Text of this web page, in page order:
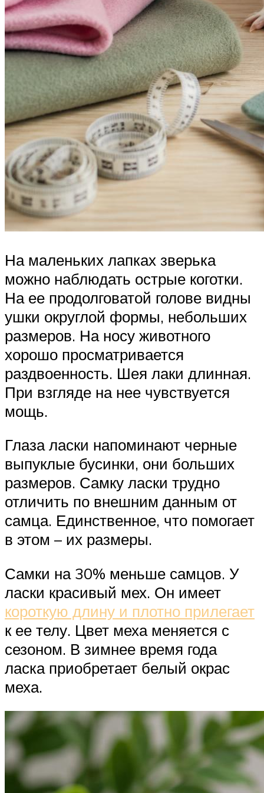
На маленьких лапках зверька
можно наблюдать острые коготки.
На ее продолговатой голове видны
ушки округлой формы, небольших
размеров. На носу животного
хорошо просматривается
раздвоенность. Шея лаки длинная.
При взгляде на нее чувствуется
мощь.
Глаза ласки напоминают черные
выпуклые бусинки, они больших
размеров. Самку ласки трудно
отличить по внешним данным от
самца. Единственное, что помогает
в этом – их размеры.
Самки на 30% меньше самцов. У
ласки красивый мех. Он имеет
короткую длину и плотно прилегает
к ее телу. Цвет меха меняется с
сезоном. В зимнее время года
ласка приобретает белый окрас
меха.